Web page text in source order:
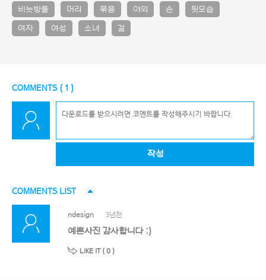
비눗방울 머리 묶음 야외 손 뒷모습
여자 여성 소녀 걸
COMMENTS ( 1 )
작성
COMMENTS LIST
ndesign 3년전
예쁜사진 감사합니다 :)
LIKE IT ( 0 )